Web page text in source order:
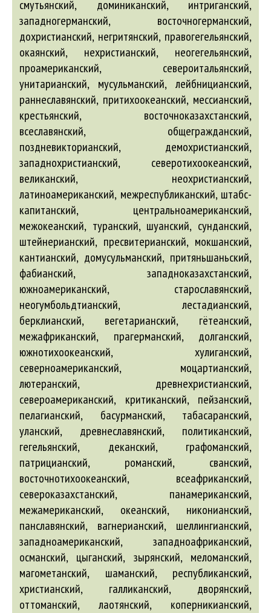
смутьянский, доминиканский, интриганский,
западногерманский, восточногерманский,
дохристианский, негритянский, правогегельянский,
окаянский, нехристианский, неогегельянский,
проамериканский, североитальянский,
унитарианский, мусульманский, лейбницианский,
раннеславянский, притихоокеанский, мессианский,
крестьянский, восточноказахстанский,
всеславянский, общегражданский,
поздневикторианский, демохристианский,
западнохристианский, северотихоокеанский,
великанский, неохристианский,
латиноамериканский, межреспубликанский, штабс-
капитанский, центральноамериканский,
межокеанский, туранский, шуанский, сунданский,
штейнерианский, пресвитерианский, мокшанский,
кантианский, домусульманский, притяньшаньский,
фабианский, западноказахстанский,
южноамериканский, старославянский,
неогумбольдтианский, лестадианский,
берклианский, вегетарианский, гётеанский,
межафриканский, прагерманский, долганский,
южнотихоокеанский, хулиганский,
северноамериканский, моцартианский,
лютеранский, древнехристианский,
североамериканский, критиканский, пейзанский,
пелагианский, басурманский, табасаранский,
уланский, древнеславянский, политиканский,
гегельянский, деканский, графоманский,
патрицианский, романский, сванский,
восточнотихоокеанский, всеафриканский,
североказахстанский, панамериканский,
межамериканский, океанский, никонианский,
панславянский, вагнерианский, шеллингианский,
западноамериканский, западноафриканский,
османский, цыганский, зырянский, меломанский,
магометанский, шаманский, республиканский,
христианский, галликанский, дворянский,
оттоманский, лаотянский, коперникианский,